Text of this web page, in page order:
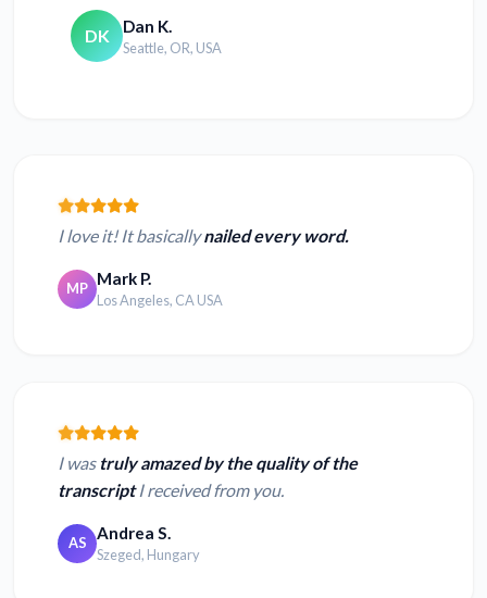
DK Dan K.
Seattle, OR, USA
I love it! It basicallynailed every word.
MP Mark P.
Los Angeles, CA USA
I was truly amazed by the quality of the
transcriptI received from you.
AS Andrea S.
Szeged, Hungary